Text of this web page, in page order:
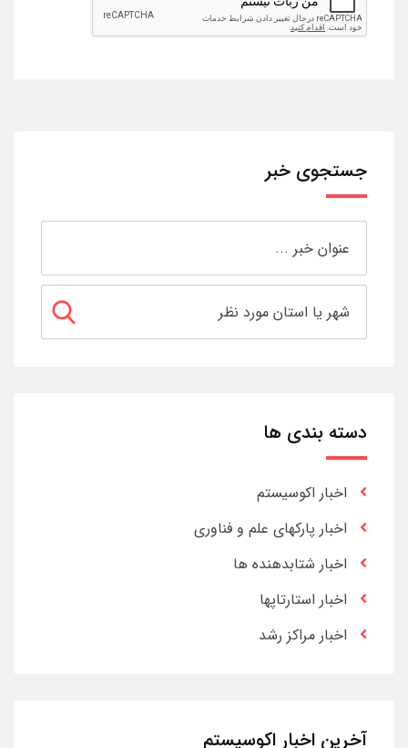
جستجوی خبر
دسته بندی ها
اخبار اکوسیستم
اخبار پارکهای علم و فناوری
اخبار شتابدهنده ها
اخبار استارتاپها
اخبار مراکز رشد
آخرین اخبار اکوسیستم